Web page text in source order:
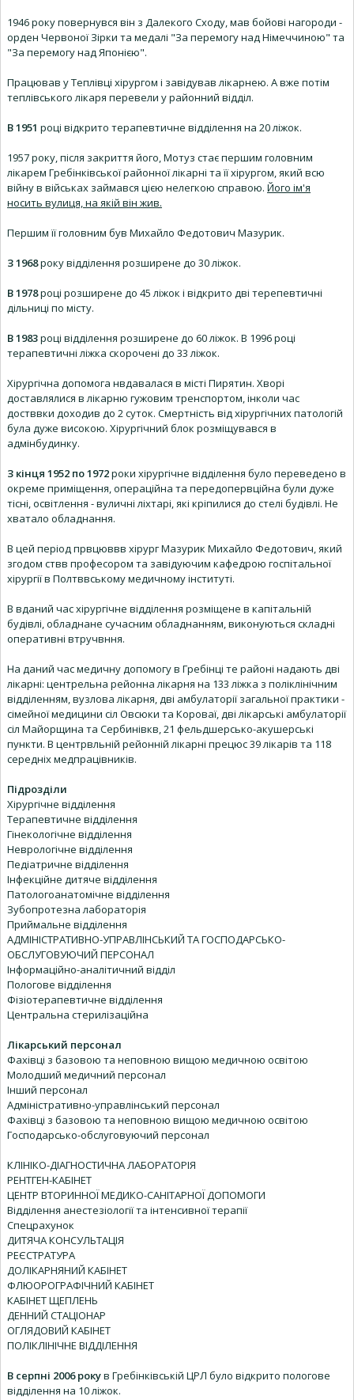
1946 року повернувся він з Далекого Сходу, мав бойові нагороди -
орден Червоної Зірки та медалі "За перемогу над Німеччиною" та
"За перемогу над Японією".
Працював у Теплівці хірургом і завідував лікарнею. А вже потім
теплівського лікаря перевели у районний відділ.
В 1951 році відкрито терапевтичне відділення на 20 ліжок.
1957 року, після закриття його, Мотуз стає першим головним
лікарем Гребінківської районної лікарні та її хірургом, який всю
війну в військах займався цією нелегкою справою. Його ім'я
носить вулиця, на якій він жив.
Першим її головним був Михайло Федотович Мазурик.
З 1968року відділення розширене до 30 ліжок.
В 1978році розширене до 45 ліжок і відкрито дві терепевтичні
дільниці по місту.
В 1983році відділення розширене до 60 ліжок. В 1996 році
терапевтичні ліжка скорочені до 33 ліжок.
Хірургічна допомога нвдавалася в місті Пирятин. Хворі
доставлялися в лікарню гужовим тренспортом, інколи час
достввки доходив до 2 суток. Смертність від хірургічних патологій
була дуже високою. Хірургічний блок розміщувався в
адмінбудинку.
З кінця 1952 по 1972роки хірургічне відділення було переведено в
окреме приміщення, операційна та передопервційна були дуже
тісні, освітлення - вуличні ліхтарі, які кріпилися до стелі будівлі. Не
хватало обладнання.
В цей період првцюввв хірург Мазурик Михайло Федотович, який
згодом ствв професором та завідуючим кафедрою госпітальної
хірургії в Полтввському медичному інституті.
В вданий час хірургічне відділення розміщене в капітальній
будівлі, обладнане сучасним обладнанням, виконуються складні
оперативні втручвння.
На даний час медичну допомогу в Гребінці те районі надають дві
лікарні: центрельна рейонна лікарня на 133 ліжка з поліклінічним
відділенням, вузлова лікарня, дві амбулаторії загальної практики -
сімейної медицини сіл Овсюки та Короваї, дві лікарські амбулаторії
сіл Майорщина та Сербинівкв, 21 фельдшерсько-акушерські
пункти. В центрвльній рейонній лікарні прецюс 39 лікарів та 118
середніх медпрацівників.
Підрозділи
Хірургічне відділення
Терапевтичне відділення
Гінекологічне відділення
Неврологічне відділення
Педіатричне відділення
Інфекційне дитяче відділення
Патологоанатомічне відділення
Зубопротезна лабораторія
Приймальне відділення
АДМІНІСТРАТИВНО-УПРАВЛІНСЬКИЙ ТА ГОСПОДАРСЬКО-
ОБСЛУГОВУЮЧИЙ ПЕРСОНАЛ
Інформаційно-аналітичний відділ
Пологове відділення
Фізіотерапевтичне відділення
Центральна стерилізаційна
Лікарський персонал
Фахівці з базовою та неповною вищою медичною освітою
Молодший медичний персонал
Інший персонал
Адміністративно-управлінський персонал
Фахівці з базовою та неповною вищою медичною освітою
Господарсько-обслуговуючий персонал
КЛІНІКО-ДІАГНОСТИЧНА ЛАБОРАТОРІЯ
РЕНТГЕН-КАБІНЕТ
ЦЕНТР ВТОРИННОЇ МЕДИКО-САНІТАРНОЇ ДОПОМОГИ
Відділення анестезіології та інтенсивної терапії
Спецрахунок
ДИТЯЧА КОНСУЛЬТАЦІЯ
РЕЄСТРАТУРА
ДОЛІКАРНЯНИЙ КАБІНЕТ
ФЛЮОРОГРАФІЧНИЙ КАБІНЕТ
КАБІНЕТ ЩЕПЛЕНЬ
ДЕННИЙ СТАЦІОНАР
ОГЛЯДОВИЙ КАБІНЕТ
ПОЛІКЛІНІЧНЕ ВІДДІЛЕННЯ
В серпні 2006 рокув Гребінківській ЦРЛ було відкрито пологове
відділення на 10 ліжок.